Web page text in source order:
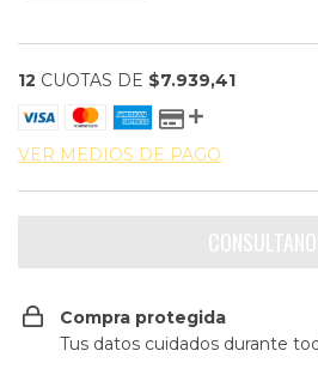
12 CUOTAS DE $7.939,41
VER MEDIOS DE PAGO
Compra protegida
Tus datos cuidados durante